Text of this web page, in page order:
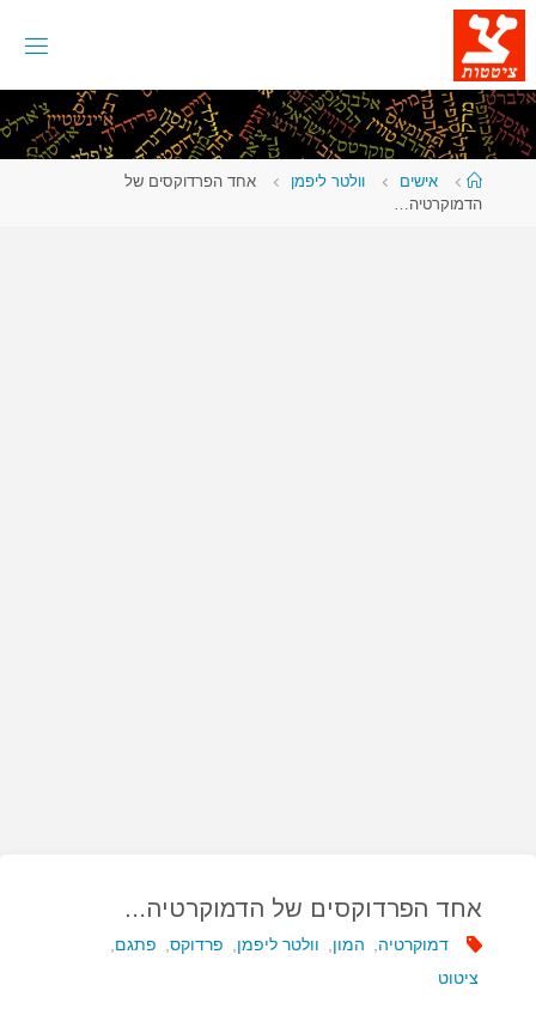
דלגו
לתוכן
עמוד
ראשי
אישים וולטר ליפמן
אחד הפרדוקסים של
הדמוקרטיה…
אחד הפרדוקסים של הדמוקרטיה…
דמוקרטיה המון וולטר ליפמן פרדוקס, פתגם
ציטוט